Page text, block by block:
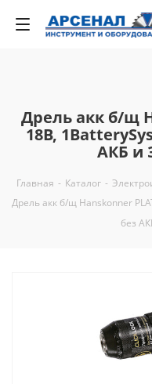
Дрель акк б/щ
18В,
АКБ и
Главная - Каталог -
Дрель акк б/щ Hanskonner
без